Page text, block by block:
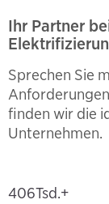
Ihr Partner
Sprechen Sie
finden wir die
Unternehmen.
406Tsd.+